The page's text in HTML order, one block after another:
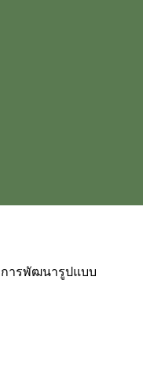
ารพัฒนารูปแบบ